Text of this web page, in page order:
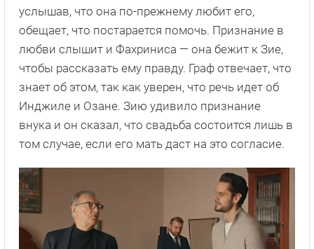
услышав, что она по-прежнему любит его,
обещает, что постарается помочь. Признание в
любви слышит и Фахриниса — она бежит к Зие,
чтобы рассказать ему правду. Граф отвечает, что
знает об этом, так как уверен, что речь идет об
Инджиле и Озане. Зию удивило признание
внука и он сказал, что свадьба состоится лишь в
том случае, если его мать даст на это согласие.